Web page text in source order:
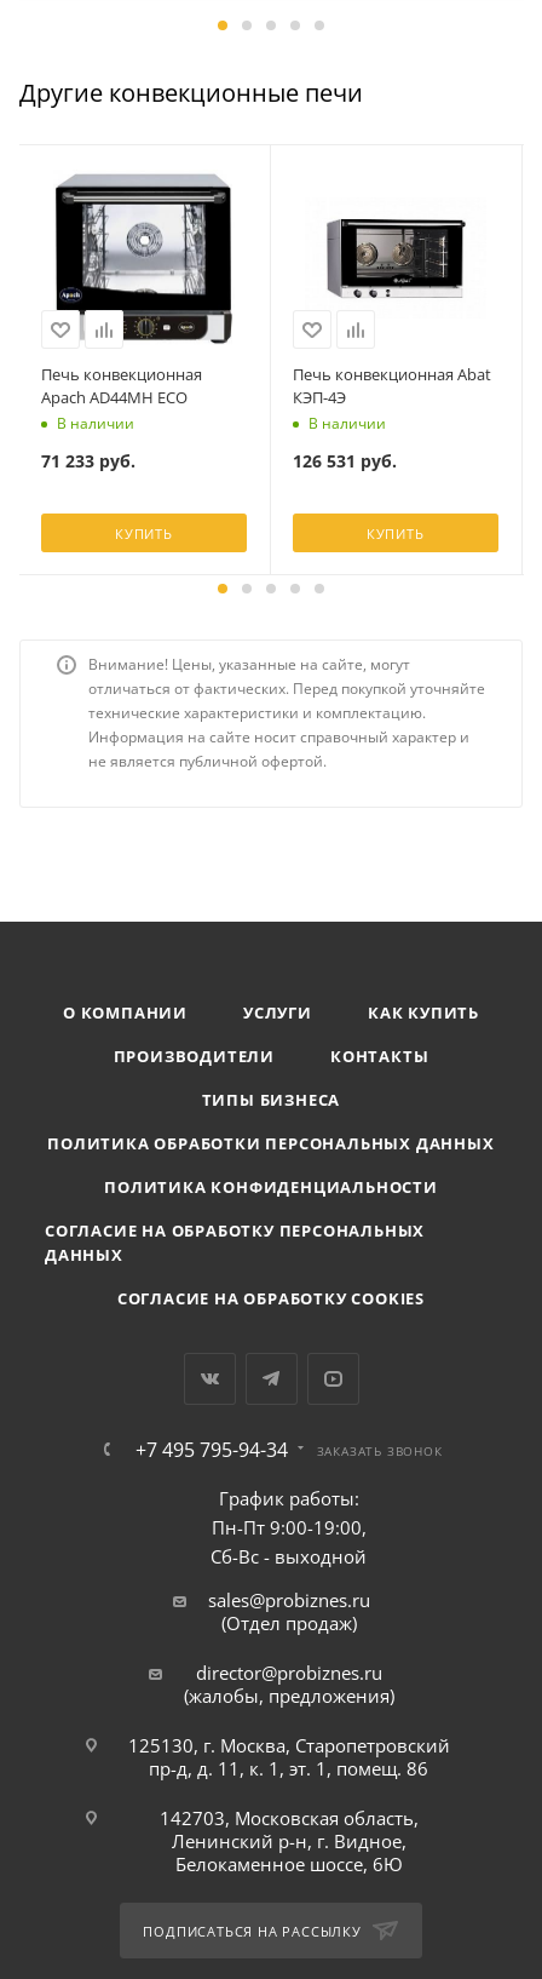
Другие конвекционные печи
Печь конвекционная
Apach AD44MH ECO
В наличии
71 233руб.
КУПИТЬ
Печь конвекционная Abat
КЭП-4Э
В наличии
126 531 руб.
КУПИТЬ
Внимание! Цены, указанные на сайте, могут
отличаться от фактических. Перед покупкой уточняйте
технические характеристики и комплектацию.
Информация на сайте носит справочный характер и
не является публичной офертой.
О КОМПАНИИ УСЛУГИ
КАК КУПИТЬ
ПРОИЗВОДИТЕЛИ
КОНТАКТЫ
ТИПЫ БИЗНЕСА
ПОЛИТИКА ОБРАБОТКИ ПЕРСОНАЛЬНЫХ ДАННЫХ
ПОЛИТИКА КОНФИДЕНЦИАЛЬНОСТИ
СОГЛАСИЕ НА ОБРАБОТКУ ПЕРСОНАЛЬНЫХ
ДАННЫХ
СОГЛАСИЕ НА ОБРАБОТКУ COOKIES
+7 495 795-94-34 ЗАКАЗАТЬ ЗВОНОК
График работы:
Пн-Пт 9:00-19:00,
Сб-Вс - выходной
sales@probiznes.ru
(Отдел продаж)
director@probiznes.ru
(жалобы, предложения)
125130, г. Москва, Старопетровский
пр-д, д. 11, к. 1, эт. 1, помещ. 86
142703, Московская область,
Ленинский р-н, г. Видное,
Белокаменное шоссе, 6Ю
ПОДПИСАТЬСЯ НА РАССЫЛКУ